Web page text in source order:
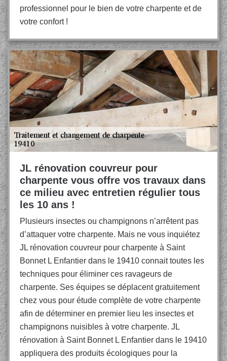
professionnel pour le bien de votre charpente et de
votre confort !
JL rénovation couvreur pour
charpente vous offre vos travaux dans
ce milieu avec entretien régulier tous
les 10 ans !
Plusieurs insectes ou champignons n’arrêtent pas
d’attaquer votre charpente. Mais ne vous inquiétez
JL rénovation couvreur pour charpente à Saint
Bonnet L Enfantier dans le 19410 connait toutes les
techniques pour éliminer ces ravageurs de
charpente. Ses équipes se déplacent gratuitement
chez vous pour étude complète de votre charpente
afin de déterminer en premier lieu les insectes et
champignons nuisibles à votre charpente. JL
rénovation à Saint Bonnet L Enfantier dans le 19410
appliquera des produits écologiques pour la